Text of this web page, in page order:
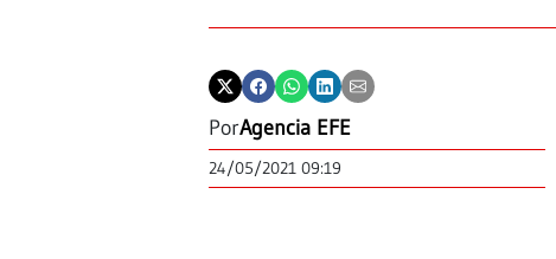
PorAgencia EFE
24/05/2021 09:19